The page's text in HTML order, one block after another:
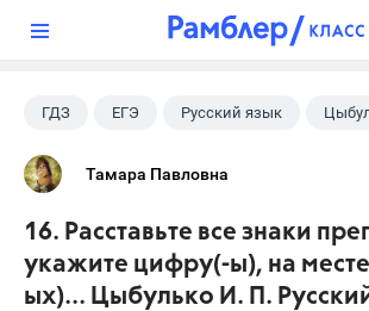
ГДЗ ЕГЭ Русский язык
Тамара Павловна
16. Расставьте все знаки
укажите цифру(-ы), на
ых)... Цыбулько И. П.